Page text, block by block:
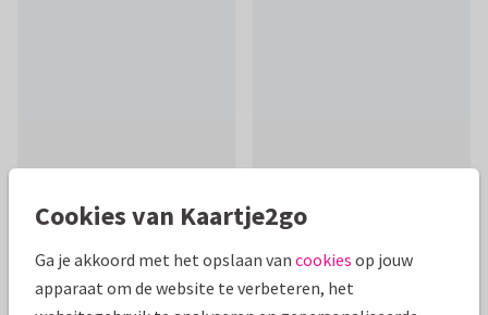
Mooie extra's bij je kaart
Cookies van Kaartje2go
Ga je akkoord met het opslaan van cookies op jouw
apparaat om de website te verbeteren, het